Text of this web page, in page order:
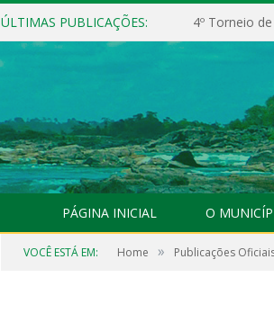
ÚLTIMAS PUBLICAÇÕES: 4º Torneio
PÁGINA INICIAL O
VOCÊ ESTÁ EM: Home » Publicações